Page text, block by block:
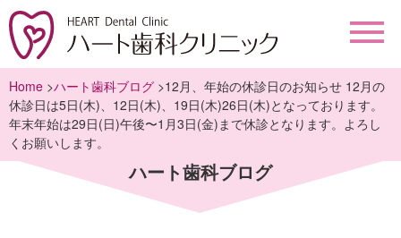
Home >ハート歯科ブログ >12月、年始の休診日のお知らせ 12月の
休診日は5日(木)、12日(木)、19日(木)26日(木)となっております。
年末年始は29日(日)午後〜1月3日(金)まで休診となります。よろし
くお願いします。
ハート歯科ブログ